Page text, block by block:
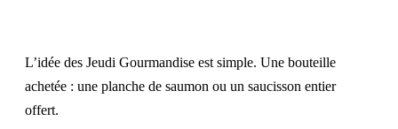
L’idée des Jeudi Gourmandise est simple. Une bouteille
achetée : une planche de saumon ou un saucisson entier
offert.